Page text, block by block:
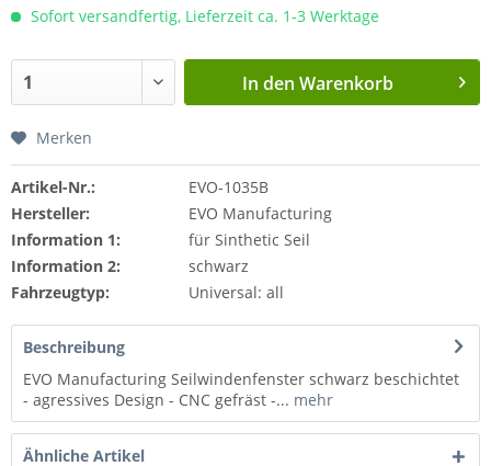
Sofort versandfertig, Lieferzeit ca. 1-3 Werktage
In den Warenkorb
Merken
Artikel-Nr.:
EVO-1035B
Hersteller:
EVO Manufacturing
Information 1:
für Sinthetic Seil
Information 2:
schwarz
Fahrzeugtyp:
Universal: all
Beschreibung
EVO Manufacturing Seilwindenfenster schwarz beschichtet
- agressives Design - CNC gefräst -... mehr
Ähnliche Artikel